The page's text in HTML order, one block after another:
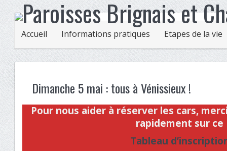
Accueil Informations pratiques Etapes de la vie
Dimanche 5 mai : tous à Vénissieux !
Pour nous aider à réserver les cars,
rapidement sur ce
Tableau